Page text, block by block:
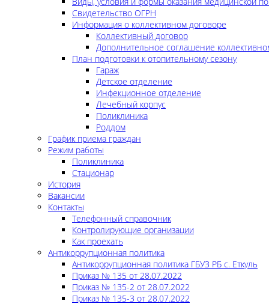
Свидетельство ОГРН
Информация о коллективном договоре
Коллективный договор
Дополнительное соглашение
План подготовки к отопительному сезону
Гараж
Детское отделение
Инфекционное отделение
Лечебный корпус
Поликлиника
Роддом
График приема граждан
Режим работы
Поликлиника
Стационар
История
Вакансии
Контакты
Телефонный справочник
Контролирующие организации
Как проехать
Антикоррупционная политика
Антикоррупционная политика ГБУЗ РБ с. Еткуль
Приказ № 135 от 28.07.2022
Приказ № 135-2 от 28.07.2022
Приказ № 135-3 от 28.07.2022